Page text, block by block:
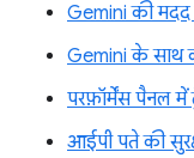
Gemini की मदद
Gemini के साथ
परफ़ॉर्मेंस पैनल में
आईपी पते की